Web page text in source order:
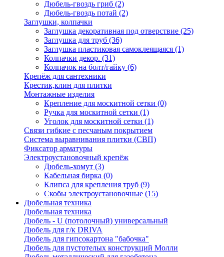
Дюбель-гвоздь гриб (2)
Дюбель-гвоздь потай (2)
Заглушки, колпачки
Заглушка декоративная под отверствие (25)
Заглушка для труб (36)
Заглушка пластиковая самоклеящаяся (1)
Колпачки декор. (31)
Колпачок на болт/гайку (6)
Крепёж для сантехники
Крестик,клин для плитки
Монтажные изделия
Крепление для москитной сетки (0)
Ручка для москитной сетки (1)
Уголок для москитной сетки (1)
Связи гибкие с песчаным покрытием
Система выравнивания плитки (СВП)
Фиксатор арматуры
Электроустановочный крепёж
Дюбель-хомут (3)
Кабельная бирка (0)
Клипса для крепления труб (9)
Скобы электроустановочные (15)
Дюбельная техника
Дюбельная техника
Дюбель - U (потолочный) универсальный
Дюбель для г/к DRIVA
Дюбель для гипсокартона "бабочка"
Дюбель для пустотелых конструкций Молли